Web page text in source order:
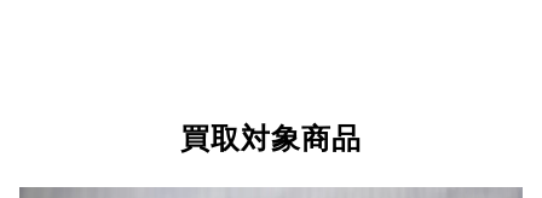
買取対象商品